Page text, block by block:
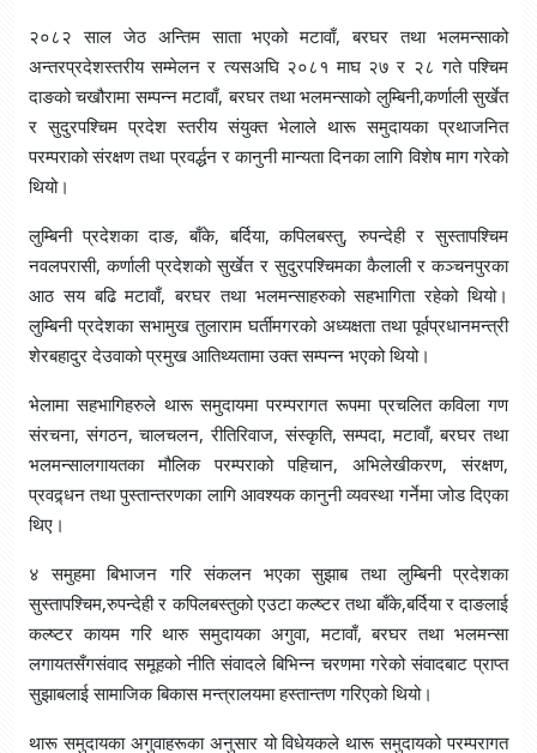
२०८२ साल जेठ अन्तिम साता भएको मटावाँ, बरघर तथा भलमन्साको
अन्तरप्रदेशस्तरीय सम्मेलन र त्यसअघि २०८१ माघ २७ र २८ गते पश्चिम
दाङको चखौरामा सम्पन्न मटावाँ, बरघर तथा भलमन्साको लुम्बिनी,कर्णाली सुर्खेत
र सुदुरपश्चिम प्रदेश स्तरीय संयुक्त भेलाले थारू समुदायका प्रथाजनित
परम्पराको संरक्षण तथा प्रवर्द्धन र कानुनी मान्यता दिनका लागि विशेष माग गरेको
थियो।
लुम्बिनी प्रदेशका दाङ, बाँके, बर्दिया, कपिलबस्तु, रुपन्देही र सुस्तापश्चिम
नवलपरासी, कर्णाली प्रदेशको सुर्खेत र सुदुरपश्चिमका कैलाली र कञ्चनपुरका
आठ सय बढि मटावाँ, बरघर तथा भलमन्साहरुको सहभागिता रहेको थियो।
लुम्बिनी प्रदेशका सभामुख तुलाराम घर्तीमगरको अध्यक्षता तथा पूर्वप्रधानमन्त्री
शेरबहादुर देउवाको प्रमुख आतिथ्यतामा उक्त सम्पन्न भएको थियो।
भेलामा सहभागिहरुले थारू समुदायमा परम्परागत रूपमा प्रचलित कविला गण
संरचना, संगठन, चालचलन, रीतिरिवाज, संस्कृति, सम्पदा, मटावाँ, बरघर तथा
भलमन्सालगायतका मौलिक परम्पराको पहिचान, अभिलेखीकरण, संरक्षण,
प्रवद्र्धन तथा पुस्तान्तरणका लागि आवश्यक कानुनी व्यवस्था गर्नेमा जोड दिएका
थिए।
४ समुहमा बिभाजन गरि संकलन भएका सुझाब तथा लुम्बिनी प्रदेशका
सुस्तापश्चिम,रुपन्देही र कपिलबस्तुको एउटा कल्ष्टर तथा बाँके,बर्दिया र दाङलाई
कल्ष्टर कायम गरि थारु समुदायका अगुवा, मटावाँ, बरघर तथा भलमन्सा
लगायतसँगसंवाद समूहको नीति संवादले बिभिन्न चरणमा गरेको संवादबाट प्राप्त
सुझाबलाई सामाजिक बिकास मन्त्रालयमा हस्तान्तण गरिएको थियो।
थारू समुदायका अगुवाहरूका अनुसार यो विधेयकले थारू समुदायको परम्परागत